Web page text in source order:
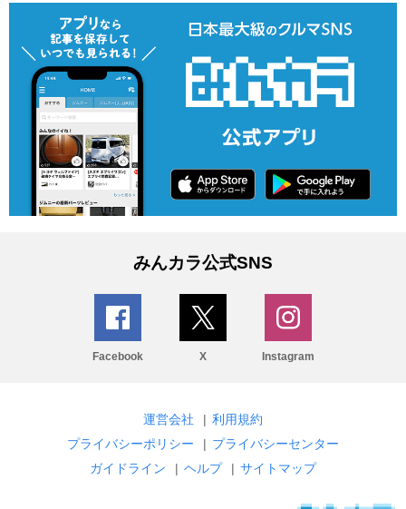
みんカラ公式SNS
Facebook X Instagram
運営会社 | 利用規約
プライバシーポリシー
| プライバシーセンター
ガイドライン
| ヘルプ | サイトマップ